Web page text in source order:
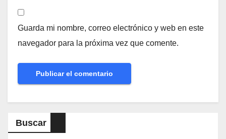
Guarda mi nombre, correo electrónico y web en este
navegador para la próxima vez que comente.
Buscar